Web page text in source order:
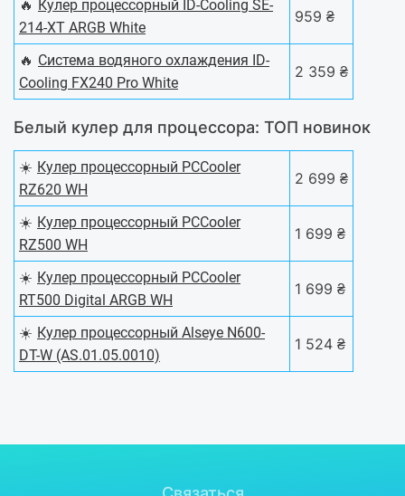
🔥 Кулер процессорный ID-Cooling SE-
214-XT ARGB White
959 ₴
🔥 Система водяного охлаждения ID-
Cooling FX240 Pro White
2 359 ₴
Белый кулер для процессора: ТОП новинок
☀️ Кулер процессорный PCCooler
RZ620 WH
2 699 ₴
☀️ Кулер процессорный PCCooler
RZ500 WH
1 699 ₴
☀️ Кулер процессорный PCCooler
RT500 Digital ARGB WH
1 699 ₴
☀️ Кулер процессорный Alseye N600-
DT-W (AS.01.05.0010)
1 524 ₴